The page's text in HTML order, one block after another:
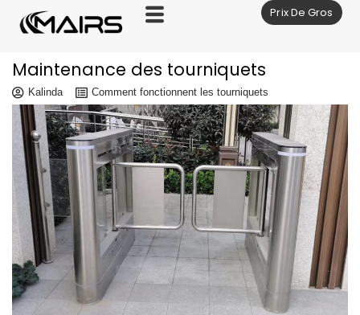
Aller
au
Prix De Gros
Maintenance des tourniquets
Kalinda Comment fonctionnent les tourniquets